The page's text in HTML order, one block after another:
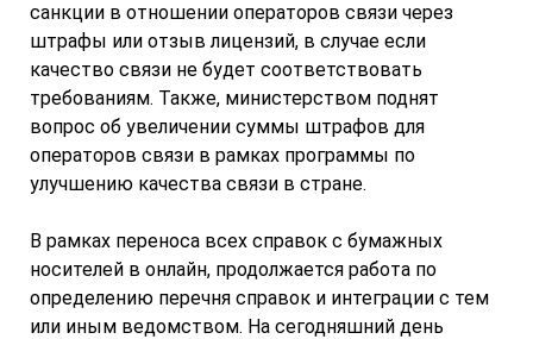
санкции в отношении операторов связи через
штрафы или отзыв лицензий, в случае если
качество связи не будет соответствовать
требованиям. Также, министерством поднят
вопрос об увеличении суммы штрафов для
операторов связи в рамках программы по
улучшению качества связи в стране.
В рамках переноса всех справок с бумажных
носителей в онлайн, продолжается работа по
определению перечня справок и интеграции с тем
или иным ведомством. На сегодняшний день